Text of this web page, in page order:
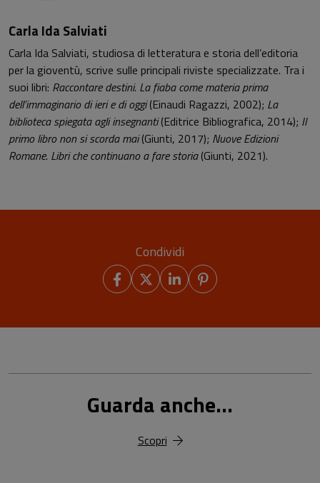
Carla Ida Salviati
Carla Ida Salviati, studiosa di letteratura e storia dell’editoria
per la gioventù, scrive sulle principali riviste specializzate. Tra i
suoi libri: Raccontare destini. La fiaba come materia prima
dell’immaginario di ieri e di oggi(Einaudi Ragazzi, 2002); La
biblioteca spiegata agli insegnanti(Editrice Bibliografica, 2014); Il
primo libro non si scorda mai(Giunti, 2017); Nuove Edizioni
Romane. Libri che continuano a fare storia(Giunti, 2021).
Condividi
Guarda anche...
Scopri